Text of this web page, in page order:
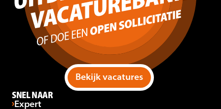
SNEL NAAR
Expert
Bekijk vacatures